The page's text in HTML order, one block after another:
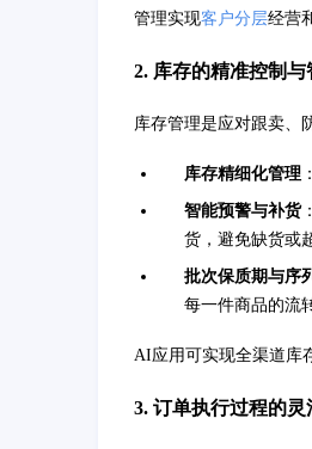
管理实现客户分层经营
2. 库存的精准控制与
库存管理是应对跟卖、
库存精细化管理
智能预警与补货
货，避免缺货或
批次保质期与序
每一件商品的流
AI应用可实现全渠道库
3. 订单执行过程的